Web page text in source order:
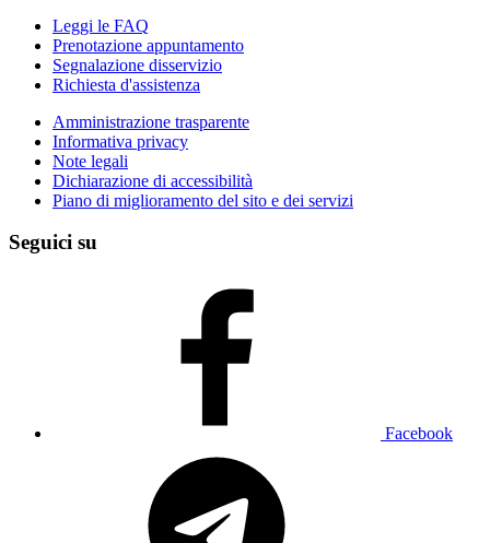
Leggi le FAQ
Prenotazione appuntamento
Segnalazione disservizio
Richiesta d'assistenza
Amministrazione trasparente
Informativa privacy
Note legali
Dichiarazione di accessibilità
Piano di miglioramento del sito e dei servizi
Seguici su
Facebook